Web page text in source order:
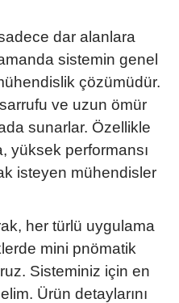
dar alanlara
sistemin genel
çözümüdür.
ve uzun ömür
sunarlar. Özellikle
yüksek performansı
isteyen mühendisler
her türlü uygulama
mini pnömatik
Sisteminiz için en
Ürün detaylarını